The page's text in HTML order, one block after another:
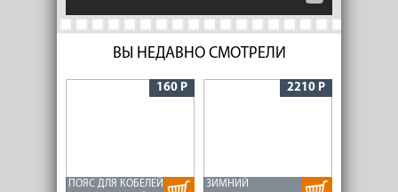
ВЫ НЕДАВНО СМОТРЕЛИ
160 Р
ПОЯС ДЛЯ КОБЕЛЕЙ
2210 Р
ЗИМНИЙ